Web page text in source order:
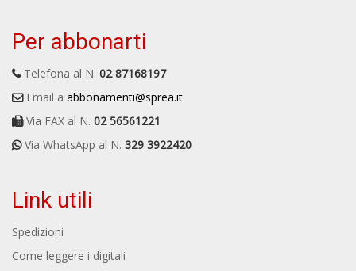
Per abbonarti
Telefona al N. 02 87168197
Email a abbonamenti@sprea.it
Via FAX al N. 02 56561221
Via WhatsApp al N. 329 3922420
Link utili
Spedizioni
Come leggere i digitali